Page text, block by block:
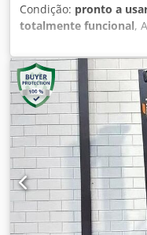
Condição: pronto a
totalmente funcional,
altura de elevação:
mm, largura do
comprimento do garfo:
TÉCNICAS Capacidade
gravidade da carga:
4.010 mm Altura total:
1.800 mm Largura dos
garfos: 70 mm Largura
DETALHES DA
combustão interna
Standard Dimensões e